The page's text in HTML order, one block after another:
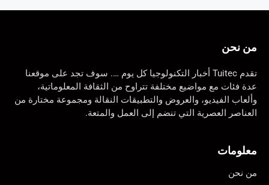
من نحن
تقدم Tuitec أخبار التكنولوجيا كل يوم …. سوف تجد على موقعنا
عدة فئات مع مواضيع مختلفة تتراوح من الثقافة المعلوماتية،
وألعاب الفيديو، والعروض والتطبيقات النقالة ومجموعة مختارة من
العناصر العصرية التي تنضم إلى العمل والمتعة.
معلومات
من نحن